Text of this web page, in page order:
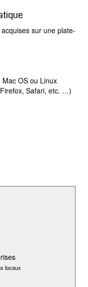
sur une plate-
OS ou Linux
Safari, etc. …)
locaux